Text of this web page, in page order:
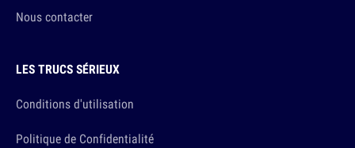
Nous contacter
LES TRUCS SÉRIEUX
Conditions d'utilisation
Politique de Confidentialité